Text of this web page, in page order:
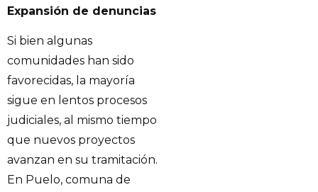
Expansión de denuncias
Si bien algunas
comunidades han sido
favorecidas, la mayoría
sigue en lentos procesos
judiciales, al mismo tiempo
que nuevos proyectos
avanzan en su tramitación.
En Puelo, comuna de